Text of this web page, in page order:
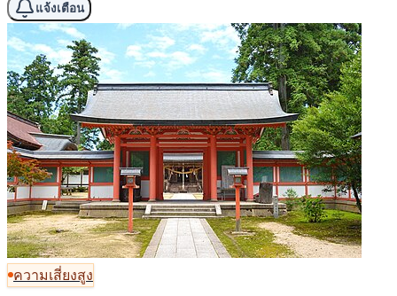
แจ้งเตือน
ความเสี่ยงสูง